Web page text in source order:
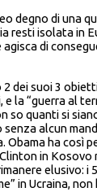
degno di una
resti isolata in
di
dei suoi 3
la “guerra al
so quanti si
alcun
Obama ha così
in Kosovo
elusivo: i
in Ucraina,